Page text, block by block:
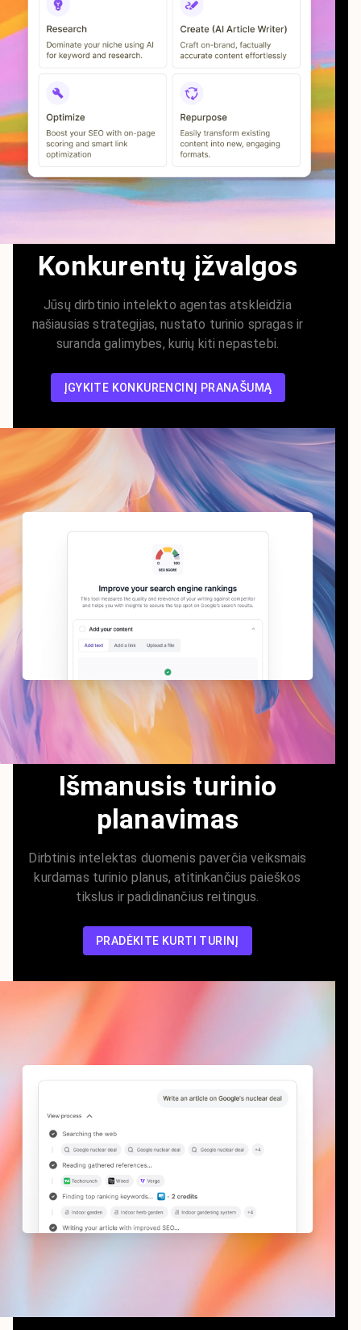
Konkurentų įžvalgos
Jūsų dirbtinio intelekto agentas atskleidžia
našiausias strategijas, nustato turinio spragas ir
suranda galimybes, kurių kiti nepastebi.
ĮGYKITE KONKURENCINĮ PRANAŠUMĄ
Išmanusis turinio
planavimas
Dirbtinis intelektas duomenis paverčia veiksmais
kurdamas turinio planus, atitinkančius paieškos
tikslus ir padidinančius reitingus.
PRADĖKITE KURTI TURINĮ